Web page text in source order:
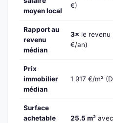
moyen local
€)
Rapport au
revenu
médian
3× le revenu
€/an)
Prix
immobilier
médian
1 917 €/m²
Surface
achetable
25.5 m²